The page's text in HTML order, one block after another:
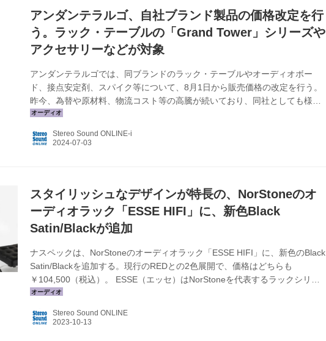
アンダンテラルゴ、自社ブランド製品の価格改定を行
う。ラック・テーブルの「Grand Tower」シリーズや
アクセサリーなどが対象
アンダンテラルゴでは、同ブランドのラック・テーブルやオーディオボー
ド、接点安定剤、スパイク等について、8月1日から販売価格の改定を行う。
昨今、為替や原材料、物流コスト等の高騰が続いており、同社としても様々
な対策を講じて価格維持に努めてきたが、現行の価格体系を維持することが
とになったそうだ。 一部の対象モデルと新価格（税別）は以下の通り。 ●グ
Stereo Sound ONLINE-i
スタイリッシュなデザインが特長の、NorStoneのオ
ーディオラック「ESSE HIFI」に、新色Black
Satin/Blackが追加
ナスペックは、NorStoneのオーディオラック「ESSE HIFI」に、新色のBlack
Satin/Blackを追加する。現行のREDとの2色展開で、価格はどちらも
￥104,500（税込）。 ESSE（エッセ）はNorStoneを代表するラックシリー
ズで、ESSE HIFIは4台のオーディオ機器を収納できる一体型ラック。ガラス
たバータイプの支柱のおかげで、オーディオ機器を傷つける心配なく設置で
Stereo Sound ONLINE